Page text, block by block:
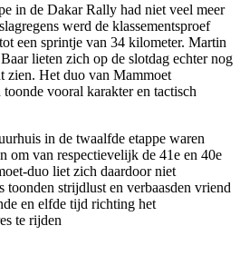
in de Dakar Rally had niet veel meer
werd de klassementsproef
een sprintje van 34 kilometer. Martin
lieten zich op de slotdag echter nog
zien. Het duo van Mammoet
vooral karakter en tactisch
in de twaalfde etappe waren
om van respectievelijk de 41e en 40e
duo liet zich daardoor niet
strijdlust en verbaasden vriend
en elfde tijd richting het
te rijden